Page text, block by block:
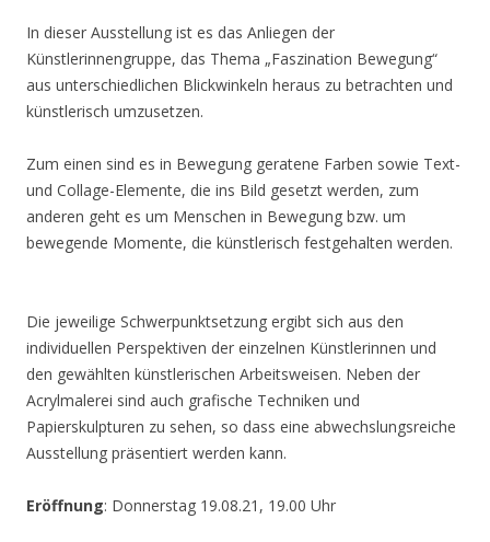
In dieser Ausstellung ist es das Anliegen der
Künstlerinnengruppe, das Thema „Faszination Bewegung“
aus unterschiedlichen Blickwinkeln heraus zu betrachten und
künstlerisch umzusetzen.
Zum einen sind es in Bewegung geratene Farben sowie Text-
und Collage-Elemente, die ins Bild gesetzt werden, zum
anderen geht es um Menschen in Bewegung bzw. um
bewegende Momente, die künstlerisch festgehalten werden.
Die jeweilige Schwerpunktsetzung ergibt sich aus den
individuellen Perspektiven der einzelnen Künstlerinnen und
den gewählten künstlerischen Arbeitsweisen. Neben der
Acrylmalerei sind auch grafische Techniken und
Papierskulpturen zu sehen, so dass eine abwechslungsreiche
Ausstellung präsentiert werden kann.
Eröffnung: Donnerstag 19.08.21, 19.00 Uhr